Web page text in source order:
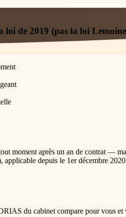
loi de 2019 (pas la loi
moment après un an de contrat —
depuis le 1er décembre
du cabinet compare pour vous et